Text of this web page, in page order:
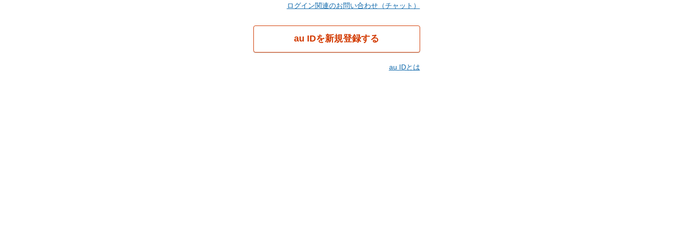
ログイン関連のお問い合わせ（チャット）
au IDを新規登録する
au IDとは